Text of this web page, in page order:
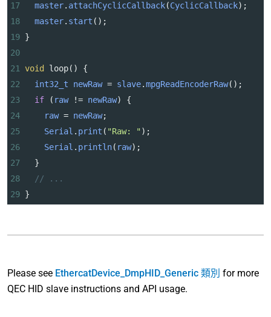
17
master. attachCyclicCallback(CyclicCallback);
18
master. start ();
19 }
20
21
void loop() {
22
int32_t newRaw = slave.mpgReadEncoderRaw();
23
if ( raw != newRaw) {
24
raw = newRaw;
25
Serial . print ( "Raw: " );
26
Serial . println( raw);
27
  }
28
// ...
29 }
Please see EthercatDevice_DmpHID_Generic 類別 for more
QEC HID slave instructions and API usage.